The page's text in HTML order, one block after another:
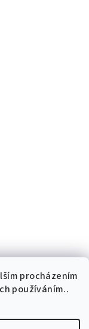
procházením
používáním..